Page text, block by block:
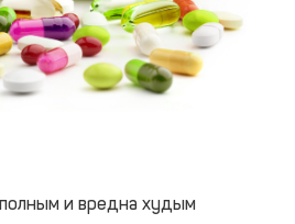
и вредна худым